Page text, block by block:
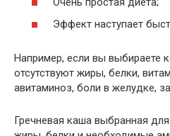
Эффект наступает
Например, если вы выбираете
отсутствуют жиры, белки,
авитаминоз, боли в желудке,
Гречневая каша выбранная